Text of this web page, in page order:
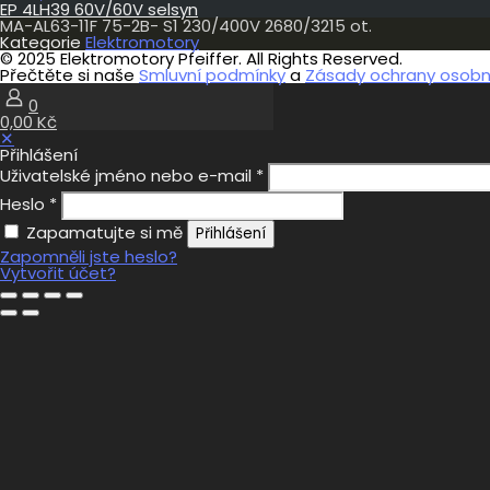
S1
230/400V
2680/3215
ot.
množství
EP 4LH39 60V/60V selsyn
MA-AL63-11F 75-2B- S1 230/400V 2680/3215 ot.
Kategorie Elektromotory
© 2025 Elektromotory Pfeiffer. All Rights Reserved.
Přečtěte si naše Smluvní podmínkya Zásady ochrany
0
0,00 Kč
✕
Přihlášení
Uživatelské jméno nebo e-mail *
Heslo *
Zapamatujte si mě
Přihlášení
Zapomněli jste heslo?
Vytvořit účet?